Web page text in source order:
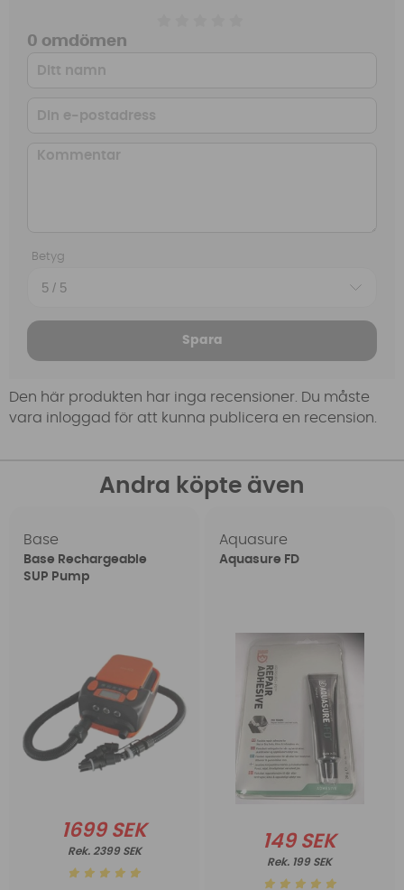
0 omdömen
Betyg
Spara
Den här produkten har inga recensioner. Du måste
vara inloggad för att kunna publicera en recension.
Andra köpte även
Base
Base Rechargeable
SUP Pump
1699 SEK
2399 SEK
Aquasure
Aquasure FD
149 SEK
199 SEK